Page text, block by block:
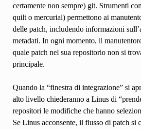
certamente non sempre) git. Strumenti
quilt o mercurial) permettono ai
delle patch, includendo informazioni
metadati. In ogni momento, il
quale patch nel sua repositorio non si
principale.
Quando la “finestra di integrazione” si
alto livello chiederanno a Linus di
repositori le modifiche che hanno
Se Linus acconsente, il flusso di patch si